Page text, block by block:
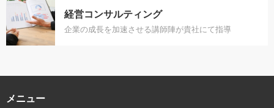
経営コンサルティング
企業の成長を加速させる講師陣が貴社にて指導
メニュー